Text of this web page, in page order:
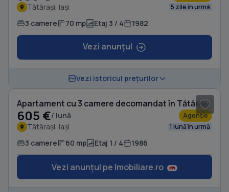
Tătărași, Iași
5 zile în urmă
3 camere 70 mp Etaj 3 / 4 1982
Vezi anunțul
Vezi istoricul prețurilor
Apartament cu 3 camere decomandat în Tătărași
605 €/ lună Agenție
Tătărași, Iași 1 lună în urmă
3 camere 60 mp Etaj 1 / 4 1986
Vezi anunțul pe Imobiliare.ro